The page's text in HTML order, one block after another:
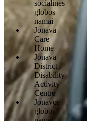
socialinės
globos
namai
Jonava
Care
Home
Jonava
District
Disability
Activity
Centre
Jonavos
globos